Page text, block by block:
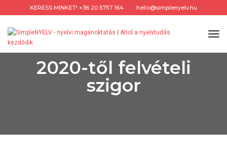
KERESS MINKET! +36 20 5757 164 hello@simplenyelv.hu
2020-től felvételi
szigor